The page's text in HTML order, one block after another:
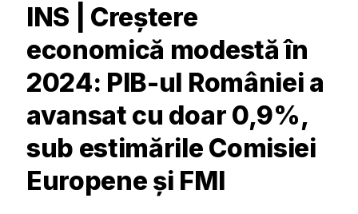
INS | Creștere
economică modestă în
2024: PIB-ul României a
avansat cu doar 0,9%,
sub estimările Comisiei
Europene și FMI